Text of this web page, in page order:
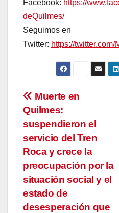
Facebook: https://
deQuilmes/
Seguimos en
Twitter: https://
Navegación
de
entradas
Muerte en
Quilmes:
suspendieron el
servicio del Tren
Roca y crece la
preocupación por la
situación social y el
estado de
desesperación que